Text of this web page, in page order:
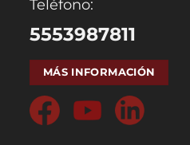
Teléfono:
5553987811
MÁS INFORMACIÓN